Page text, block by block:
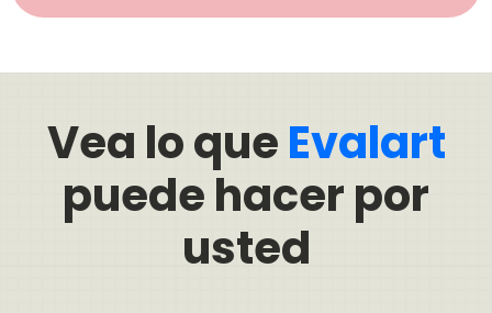
Vea lo queEvalart
puede hacer por
usted